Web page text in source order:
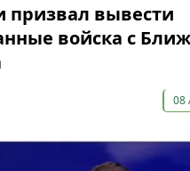
призвал вывести
войска с
08